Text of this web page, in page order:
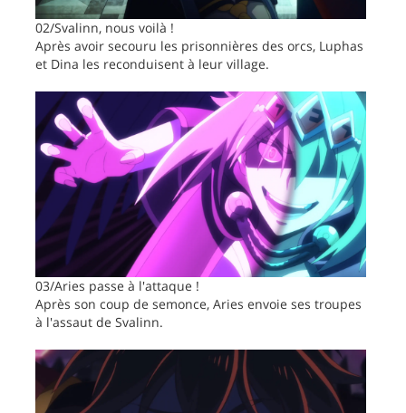
02/Svalinn, nous voilà !
Après avoir secouru les prisonnières des orcs, Luphas
et Dina les reconduisent à leur village.
03/Aries passe à l'attaque !
Après son coup de semonce, Aries envoie ses troupes
à l'assaut de Svalinn.